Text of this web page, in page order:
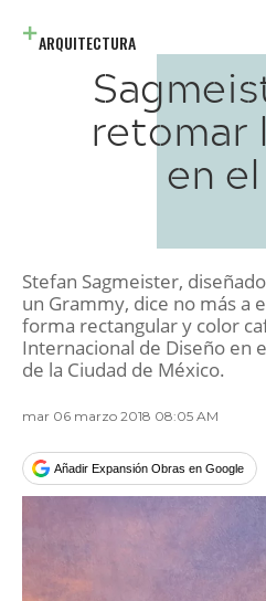
ARQUITECTURA
retomar
en
Stefan Sagmeister,
un Grammy, dice no más a
forma rectangular y color
Internacional de Diseño en
de la Ciudad de México.
mar 06 marzo 2018 08:05 AM
Añadir Expansión Obras en Google